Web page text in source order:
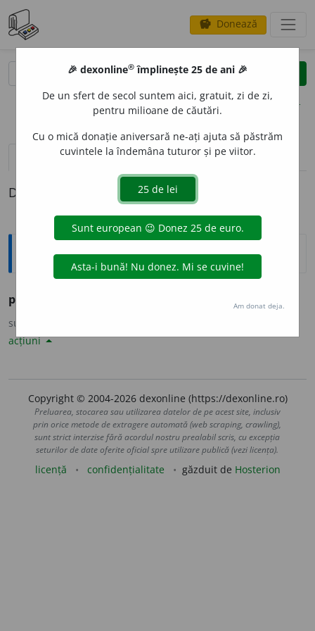
savings Donează
clear
opțiuni
definiții (1)
Definiția cu ID-ul 1017339:
Sinonime
persic
sursa:
acțiuni
Copyright © 2004-2026 dexonline (https://dexonline.ro)
Preluarea, stocarea sau utilizarea datelor de pe acest site, inclusiv
prin orice metode de extragere automată (web scraping, crawling),
sunt strict interzise fără acordul nostru prealabil scris, cu excepția
seturilor de date oferite oficial spre utilizare publică (vezi licența).
licență confidențialitate găzduit de Hosterion
🎉 dexonline® împlinește 25 de ani 🎉
De un sfert de secol suntem aici, gratuit, zi de zi,
pentru milioane de căutări.
Cu o mică donație aniversară ne-ați ajuta să păstrăm
cuvintele la îndemâna tuturor și pe viitor.
Am donat deja.